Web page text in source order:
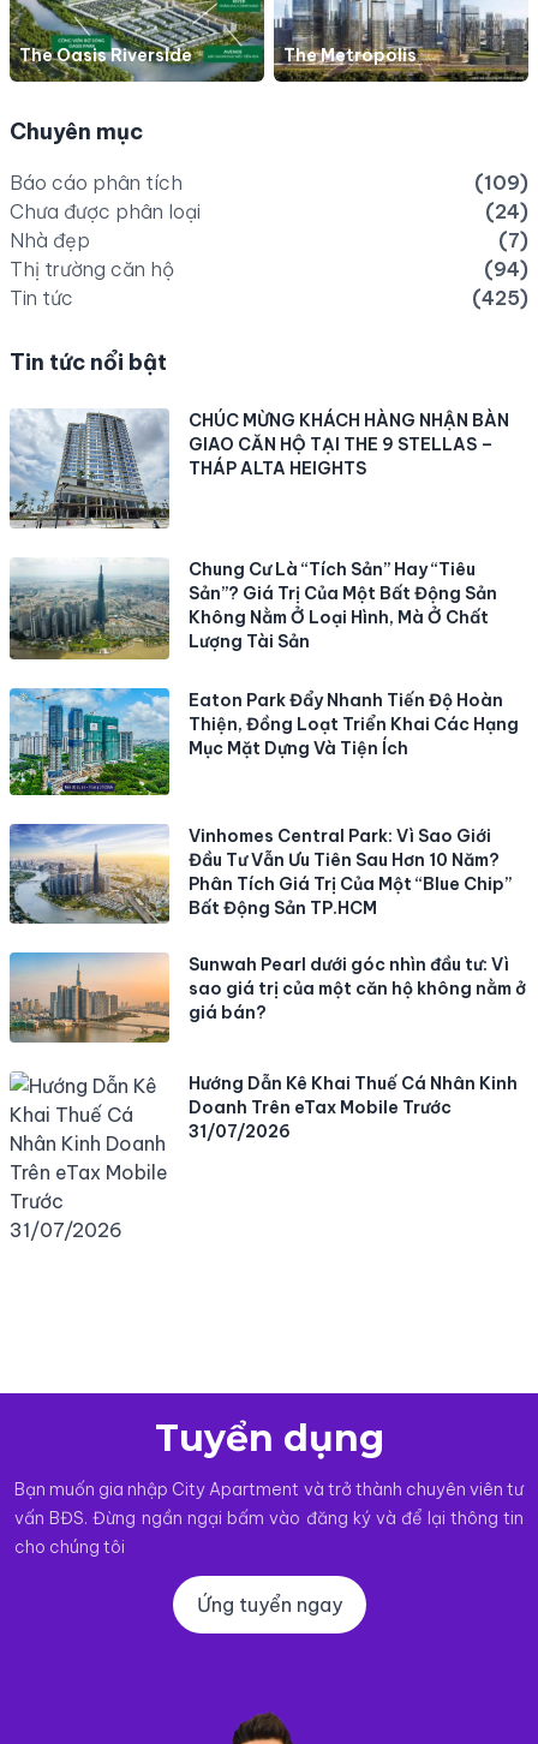
The Oasis Riverside The Metropolis
Chuyên mục
Báo cáo phân tích
(109)
Chưa được phân loại
(24)
Nhà đẹp
(7)
Thị trường căn hộ
(94)
Tin tức
(425)
Tin tức nổi bật
CHÚC MỪNG KHÁCH HÀNG NHẬN BÀN
GIAO CĂN HỘ TẠI THE 9 STELLAS –
THÁP ALTA HEIGHTS
Chung Cư Là “Tích Sản” Hay “Tiêu
Sản”? Giá Trị Của Một Bất Động Sản
Không Nằm Ở Loại Hình, Mà Ở Chất
Lượng Tài Sản
Eaton Park Đẩy Nhanh Tiến Độ Hoàn
Thiện, Đồng Loạt Triển Khai Các Hạng
Mục Mặt Dựng Và Tiện Ích
Vinhomes Central Park: Vì Sao Giới
Đầu Tư Vẫn Ưu Tiên Sau Hơn 10 Năm?
Phân Tích Giá Trị Của Một “Blue Chip”
Bất Động Sản TP.HCM
Sunwah Pearl dưới góc nhìn đầu tư: Vì
sao giá trị của một căn hộ không nằm ở
giá bán?
Hướng Dẫn Kê Khai Thuế Cá Nhân Kinh
Doanh Trên eTax Mobile Trước
31/07/2026
Tuyển dụng
Bạn muốn gia nhập City Apartment và trở thành chuyên viên tư
vấn BĐS. Đừng ngần ngại bấm vào đăng ký và để lại thông tin
cho chúng tôi
Ứng tuyển ngay